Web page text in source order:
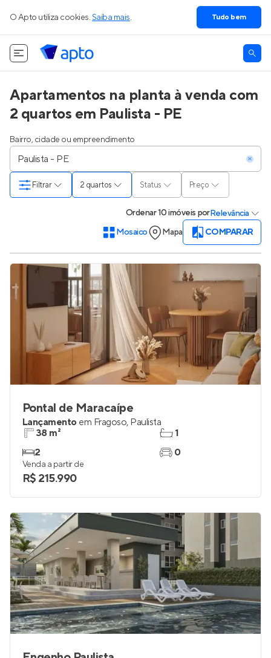
O Apto utiliza cookies. Saiba mais. Tudo bem
Apartamentos na planta à venda com
2 quartos em Paulista - PE
Bairro, cidade ou empreendimento
2 quartos Status Preço
Filtrar
Ordenar10 imóveis porRelevância
Mosaico
Mapa COMPARAR
Pontal de Maracaípe
Lançamento em Fragoso, Paulista
38 m²
2
1
0
Venda a partir de
R$ 215.990